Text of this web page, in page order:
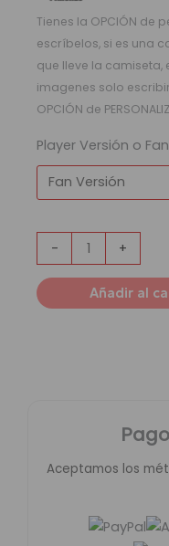
Tienes la OPCIÓN de
escríbelos, si es una
que lleve la camiseta,
imagenes solo
OPCIÓN de
Player Versión o
- +
Añadir al
Aceptamos los